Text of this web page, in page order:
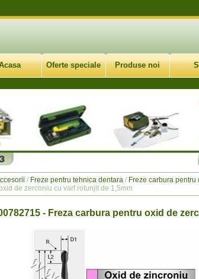
Oferte speciale Produse noi
/ Freze pentru tehnica dentara/ Freze carbura
de zerconiu cu varf rotunjit de 1,5mm
- Freza carbura pentru oxid de